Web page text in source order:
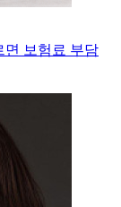
면 보험료 부담